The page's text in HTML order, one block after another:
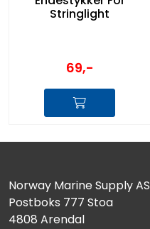
Stringlight
69,-
Norway Marine Supply AS
Postboks 777 Stoa
4808 Arendal